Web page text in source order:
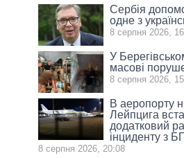
Сербія
одне з
8 серпня 2026,
У
масові
8 серпня 2026,
В аеропорту
Лейпцига
додатковий
інциденту з
8 серпня 2026, 20:08